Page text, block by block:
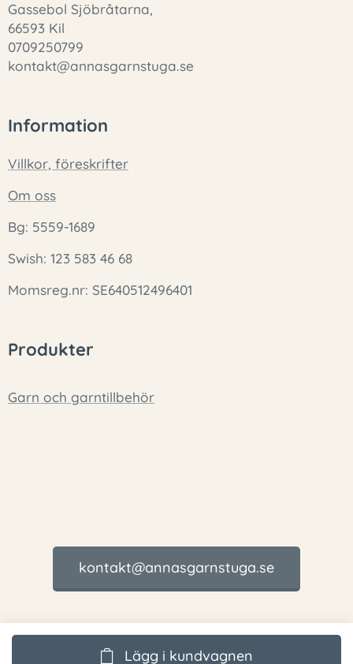
Lägg i kundvagnen
Gassebol Sjöbråtarna,
66593 Kil
0709250799
kontakt@annasgarnstuga.se
Information
Villkor, föreskrifter
Om oss
Bg: 5559-1689
Swish: 123 583 46 68
Momsreg.nr: SE640512496401
Produkter
Garn och garntillbehör
kontakt@annasgarnstuga.se